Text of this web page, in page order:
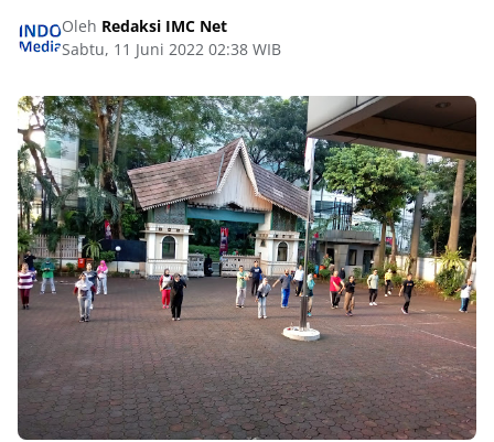
Oleh Redaksi IMC Net
Sabtu, 11 Juni 2022 02:38 WIB